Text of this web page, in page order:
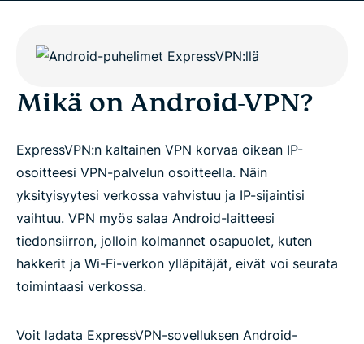
Mikä on Android-VPN?
ExpressVPN:n kaltainen VPN korvaa oikean IP-
osoitteesi VPN-palvelun osoitteella. Näin
yksityisyytesi verkossa vahvistuu ja IP-sijaintisi
vaihtuu. VPN myös salaa Android-laitteesi
tiedonsiirron, jolloin kolmannet osapuolet, kuten
hakkerit ja Wi-Fi-verkon ylläpitäjät, eivät voi seurata
toimintaasi verkossa.
Voit ladata ExpressVPN-sovelluksen Android-